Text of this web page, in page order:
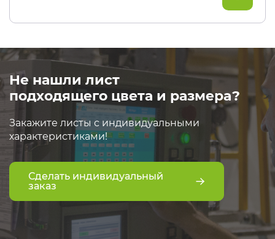
Не нашли лист
подходящего цвета и размера?
Закажите листы с индивидуальными
характеристиками!
Сделать индивидуальный
заказ